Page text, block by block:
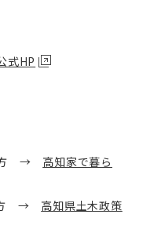
式HP
方 → 高知家で暮ら
方 → 高知県土木政策